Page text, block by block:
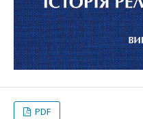
PDF